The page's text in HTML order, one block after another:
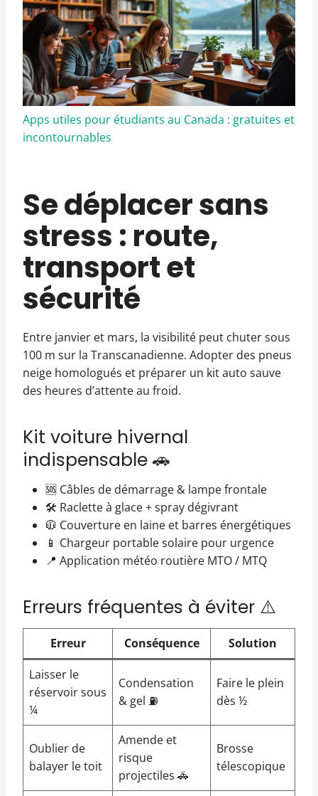
Apps utiles pour étudiants au Canada : gratuites et
incontournables
Se déplacer sans
stress : route,
transport et
sécurité
Entre janvier et mars, la visibilité peut chuter sous
100 m sur la Transcanadienne. Adopter des pneus
neige homologués et préparer un kit auto sauve
des heures d’attente au froid.
Kit voiture hivernal
indispensable 🚗
🆘 Câbles de démarrage & lampe frontale
🛠️ Raclette à glace + spray dégivrant
🧥 Couverture en laine et barres énergétiques
📱 Chargeur portable solaire pour urgence
📍 Application météo routière MTO / MTQ
Erreurs fréquentes à éviter ⚠️
Erreur Conséquence
Solution
Laisser le
réservoir sous
¼
Condensation
& gel ⛽
Faire le plein
dès ½
Oublier de
balayer le toit
Amende et
risque
projectiles 🚓
Brosse
télescopique